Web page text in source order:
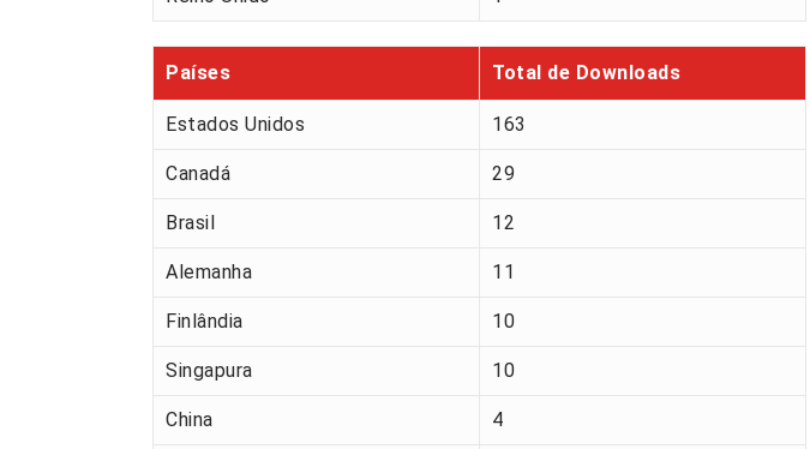
Países Total de Downloads
Estados Unidos 163
Canadá 29
Brasil 12
Alemanha 11
Finlândia 10
Singapura 10
China 4